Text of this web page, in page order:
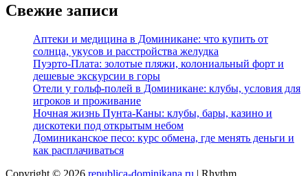
Свежие записи
Аптеки и медицина в Доминикане: что купить от
солнца, укусов и расстройства желудка
Пуэрто-Плата: золотые пляжи, колониальный форт и
дешевые экскурсии в горы
Отели у гольф-полей в Доминикане: клубы, условия для
игроков и проживание
Ночная жизнь Пунта-Каны: клубы, бары, казино и
дискотеки под открытым небом
Доминиканское песо: курс обмена, где менять деньги и
как расплачиваться